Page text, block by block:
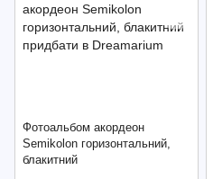
Фотоальбом акордеон
Semikolon горизонтальний,
блакитний